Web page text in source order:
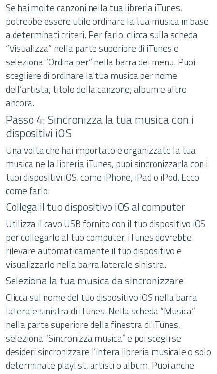
Se hai molte canzoni nella tua libreria iTunes,
potrebbe essere utile ordinare la tua musica in base
a determinati criteri. Per farlo, clicca sulla scheda
“Visualizza” nella parte superiore di iTunes e
seleziona “Ordina per” nella barra dei menu. Puoi
scegliere di ordinare la tua musica per nome
dell’artista, titolo della canzone, album e altro
ancora.
Passo 4: Sincronizza la tua musica con i
dispositivi iOS
Una volta che hai importato e organizzato la tua
musica nella libreria iTunes, puoi sincronizzarla con i
tuoi dispositivi iOS, come iPhone, iPad o iPod. Ecco
come farlo:
Collega il tuo dispositivo iOS al computer
Utilizza il cavo USB fornito con il tuo dispositivo iOS
per collegarlo al tuo computer. iTunes dovrebbe
rilevare automaticamente il tuo dispositivo e
visualizzarlo nella barra laterale sinistra.
Seleziona la tua musica da sincronizzare
Clicca sul nome del tuo dispositivo iOS nella barra
laterale sinistra di iTunes. Nella scheda “Musica”
nella parte superiore della finestra di iTunes,
seleziona “Sincronizza musica” e poi scegli se
desideri sincronizzare l’intera libreria musicale o solo
determinate playlist, artisti o album. Puoi anche